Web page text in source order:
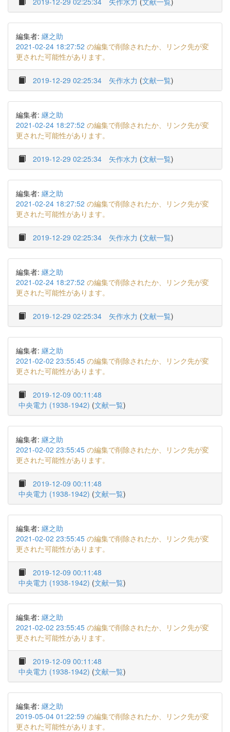
編集者: 継之助
2021-02-24 18:27:52 の編集で削除されたか、リンク先が変
更された可能性があります。
2019-12-29 02:25:34 矢作水力 (文献一覧)
編集者: 継之助
2021-02-24 18:27:52 の編集で削除されたか、リンク先が変
更された可能性があります。
2019-12-29 02:25:34 矢作水力 (文献一覧)
編集者: 継之助
2021-02-24 18:27:52 の編集で削除されたか、リンク先が変
更された可能性があります。
2019-12-29 02:25:34 矢作水力 (文献一覧)
編集者: 継之助
2021-02-24 18:27:52 の編集で削除されたか、リンク先が変
更された可能性があります。
2019-12-29 02:25:34 矢作水力 (文献一覧)
編集者: 継之助
2021-02-02 23:55:45 の編集で削除されたか、リンク先が変
更された可能性があります。
2019-12-09 00:11:48
中央電力 (1938-1942) (文献一覧)
編集者: 継之助
2021-02-02 23:55:45 の編集で削除されたか、リンク先が変
更された可能性があります。
2019-12-09 00:11:48
中央電力 (1938-1942) (文献一覧)
編集者: 継之助
2021-02-02 23:55:45 の編集で削除されたか、リンク先が変
更された可能性があります。
2019-12-09 00:11:48
中央電力 (1938-1942) (文献一覧)
編集者: 継之助
2021-02-02 23:55:45 の編集で削除されたか、リンク先が変
更された可能性があります。
2019-12-09 00:11:48
中央電力 (1938-1942) (文献一覧)
編集者: 継之助
2019-05-04 01:22:59 の編集で削除されたか、リンク先が変
更された可能性があります。